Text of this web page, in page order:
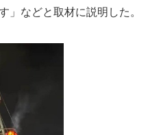
」などと取材に説明した。